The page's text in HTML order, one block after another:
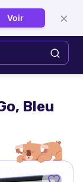
Se connecter
Bleu
Voir ×